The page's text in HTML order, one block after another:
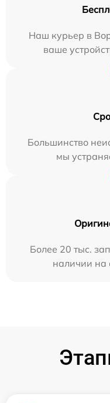
Наш курьер в
ваше
Большинство
мы
Более 20 тыс.
наличии на